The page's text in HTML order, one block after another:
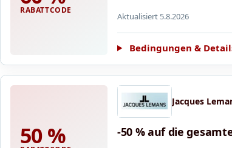
RABATTCODE
Aktualisiert 5.8.2026
Bedingungen &
50 %
Jacques
-50 % auf die